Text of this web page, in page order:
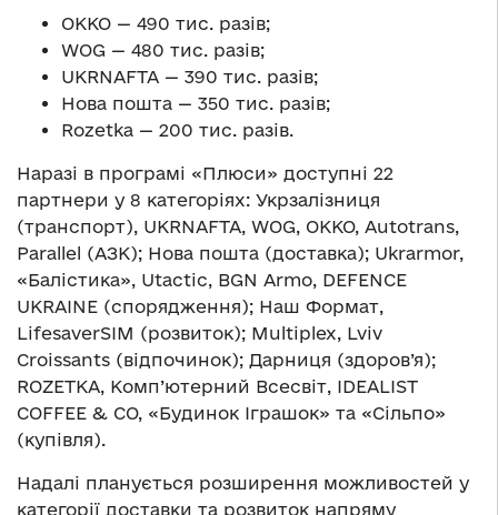
ОККО — 490 тис. разів;
WOG — 480 тис. разів;
UKRNAFTA — 390 тис. разів;
Нова пошта — 350 тис. разів;
Rozetka — 200 тис. разів.
Наразі в програмі «Плюси» доступні 22
партнери у 8 категоріях: Укрзалізниця
(транспорт), UKRNAFTA, WOG, ОККО, Autotrans,
Parallel (АЗК); Нова пошта (доставка); Ukrarmor,
«Балістика», Utactic, BGN Armo, DEFENCE
UKRAINE (спорядження); Наш Формат,
LifesaverSIM (розвиток); Multiplex, Lviv
Croissants (відпочинок); Дарниця (здоров’я);
ROZETKA, Комп’ютерний Всесвіт, IDEALIST
COFFEE & CO, «Будинок Іграшок» та «Сільпо»
(купівля).
Надалі планується розширення можливостей у
категорії доставки та розвиток напряму